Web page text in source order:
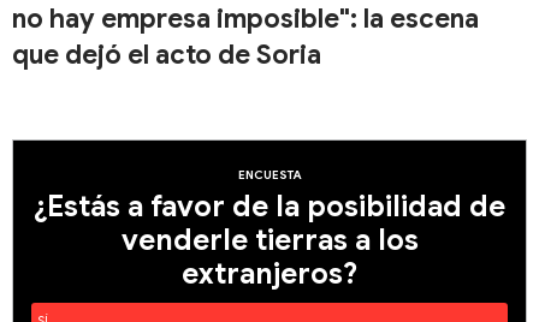
no hay empresa imposible": la escena
que dejó el acto de Soria
ENCUESTA
¿Estás a favor de la posibilidad de
venderle tierras a los
extranjeros?